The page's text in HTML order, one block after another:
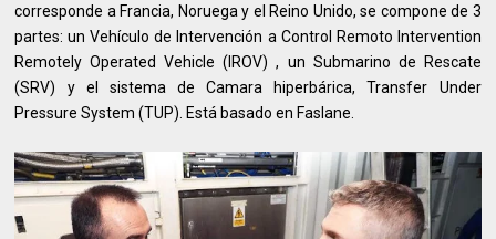
corresponde a Francia, Noruega y el Reino Unido, se compone de 3
partes: un Vehículo de Intervención a Control Remoto Intervention
Remotely Operated Vehicle (IROV) , un Submarino de Rescate
(SRV) y el sistema de Camara hiperbárica, Transfer Under
Pressure System (TUP). Está basado en Faslane.